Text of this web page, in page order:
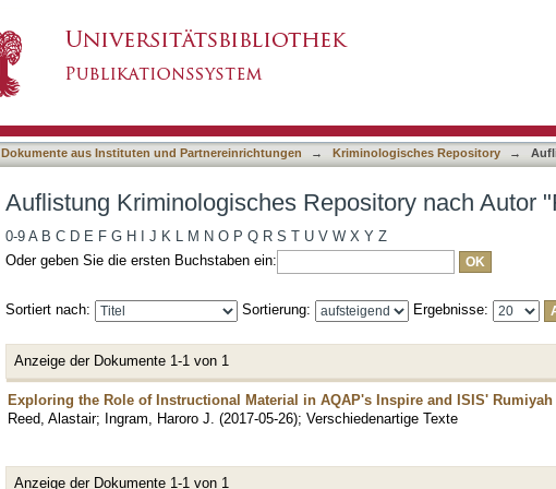
Dokumente aus Instituten und Partnereinrichtungen → Kriminologisches Repository →
Auflistung Kriminologisches Repository nach Autor
0-9 A B C D E F G H J K L M N O P Q R S T U V W X Y Z
Oder geben Sie die ersten Buchstaben ein:
Sortiert nach: Sortierung: Ergebnisse:
Anzeige der Dokumente 1-1 von 1
Exploring the Role of Instructional Material in AQAP's Inspire and ISIS' Rumiyah
Reed, Alastair; Ingram, Haroro J. (2017-05-26); Verschiedenartige Texte
Anzeige der Dokumente 1-1 von 1